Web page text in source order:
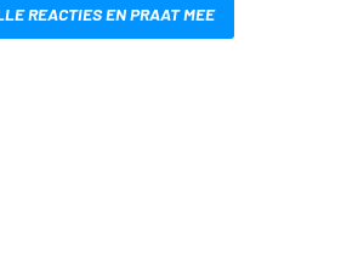
REACTIES EN PRAAT MEE